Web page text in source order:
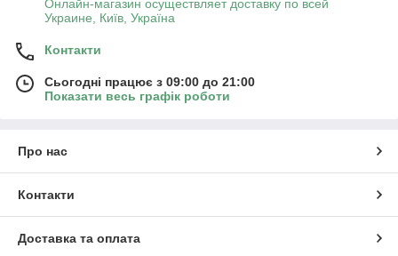
Онлайн-магазин осуществляет доставку по всей
Украине, Київ, Україна
Контакти
Сьогодні працює з 09:00 до 21:00
Показати весь графік роботи
Про нас
Контакти
Доставка та оплата